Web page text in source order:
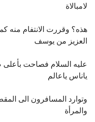
لامبالاة
هذه؟ وقررت الانتفام منه
العزيز من يوسف
عليه السلام فصاحت بأعلى
ياناس ياعالم
وتوارد المسافرون الى
والمرأة